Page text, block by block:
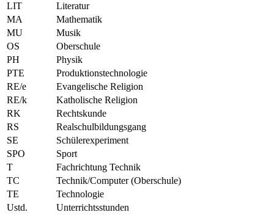
LIT
Literatur
MA
Mathematik
MU
Musik
OS
Oberschule
PH
Physik
PTE
Produktionstechnologie
RE/e
Evangelische Religion
RE/k
Katholische Religion
RK
Rechtskunde
RS
Realschulbildungsgang
SE
Schülerexperiment
SPO
Sport
T
Fachrichtung Technik
TC
Technik/Computer (Oberschule)
TE
Technologie
Ustd.
Unterrichtsstunden